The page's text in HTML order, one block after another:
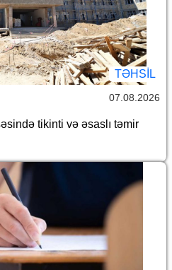
TƏHSIL
07.08.2026
tikinti və əsaslı təmir